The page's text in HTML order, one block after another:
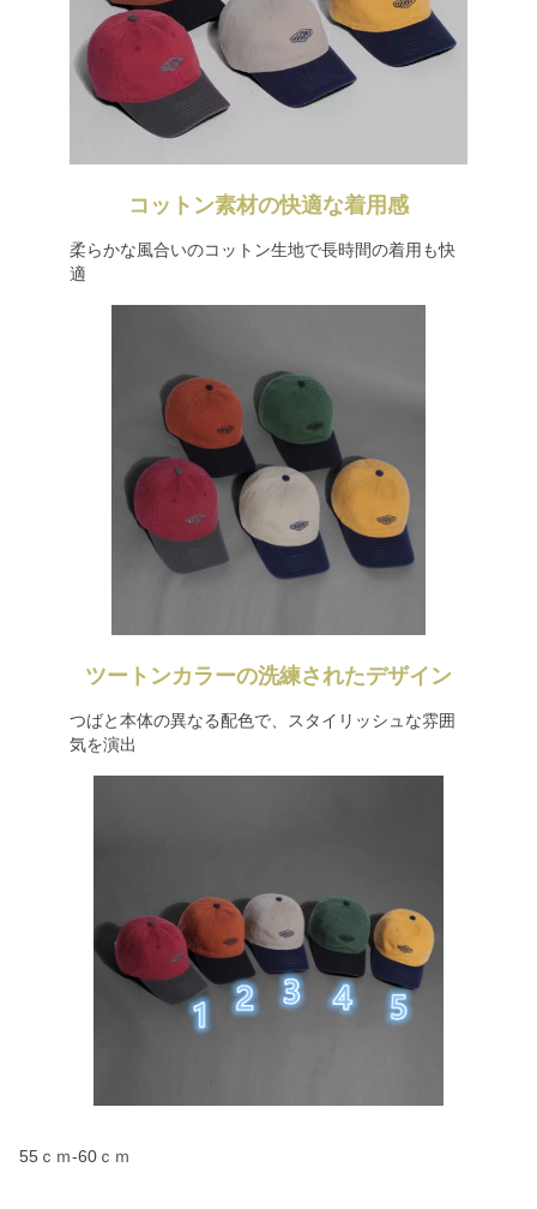
コットン素材の快適な着用感
柔らかな風合いのコットン生地で長時間の着用も快
適
ツートンカラーの洗練されたデザイン
つばと本体の異なる配色で、スタイリッシュな雰囲
気を演出
55ｃｍ-60ｃｍ